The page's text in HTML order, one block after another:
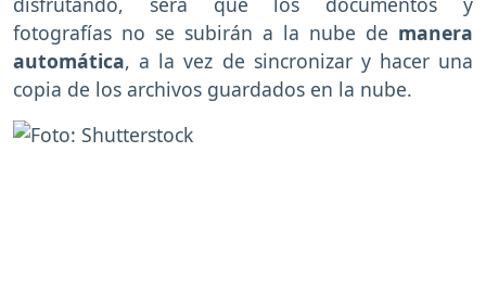
fotografías no se subirán a la nube de manera
automática, a la vez de sincronizar y hacer una
copia de los archivos guardados en la nube.